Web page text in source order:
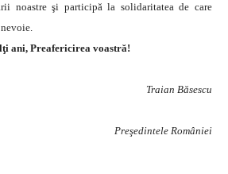
noastre şi participă la solidaritatea de care
nevoie.
ani, Preafericirea voastră!
Traian Băsescu
Preşedintele României